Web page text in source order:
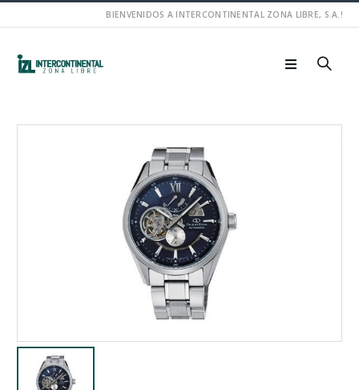
BIENVENIDOS A INTERCONTINENTAL ZONA LIBRE, S.A.!